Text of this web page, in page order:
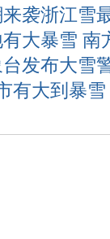
袭浙江雪
大暴雪 南
发布大雪
有大到暴